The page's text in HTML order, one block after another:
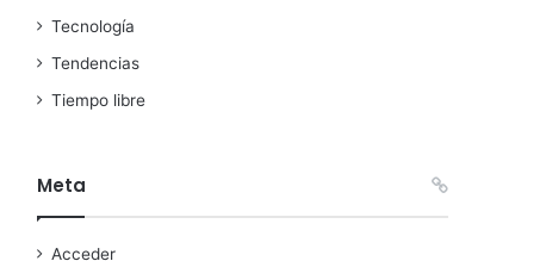
Tecnología
Tendencias
Tiempo libre
Meta
Acceder